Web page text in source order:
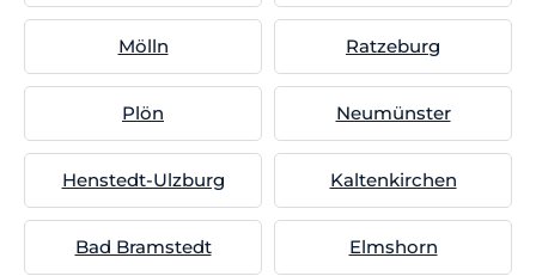
Mölln Ratzeburg
Plön Neumünster
Henstedt-Ulzburg Kaltenkirchen
Bad Bramstedt Elmshorn